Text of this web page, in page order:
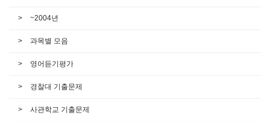
~2004년
과목별 모음
영어듣기평가
경찰대 기출문제
사관학교 기출문제